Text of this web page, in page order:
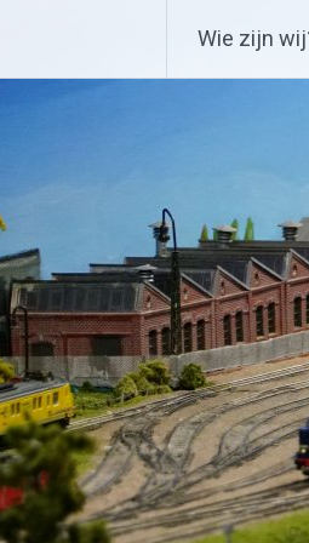
de
Delftse Wie zijn